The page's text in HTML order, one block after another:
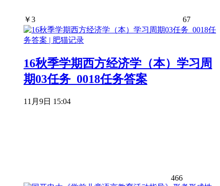
￥3 67
16秋季学期西方经济学（本）学习周
期03任务_0018任务答案
11月9日 15:04
466